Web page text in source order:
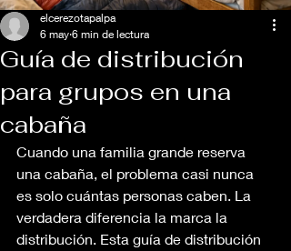
Guía de distribución
para grupos en una
cabaña
elcerezotapalpa
6 may 6 min de lectura
Cuando una familia grande reserva
una cabaña, el problema casi nunca
es solo cuántas personas caben. La
verdadera diferencia la marca la
distribución. Esta guía de distribución